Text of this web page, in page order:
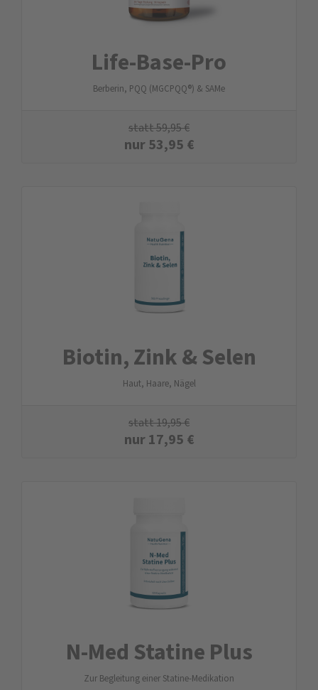
Life-Base-Pro
Berberin, PQQ (MGCPQQ®) & SAMe
statt59,95€
nur53,95 €
Biotin, Zink & Selen
Haut, Haare, Nägel
statt19,95€
nur17,95 €
N-Med Statine Plus
Zur Begleitung einer Statine-Medikation